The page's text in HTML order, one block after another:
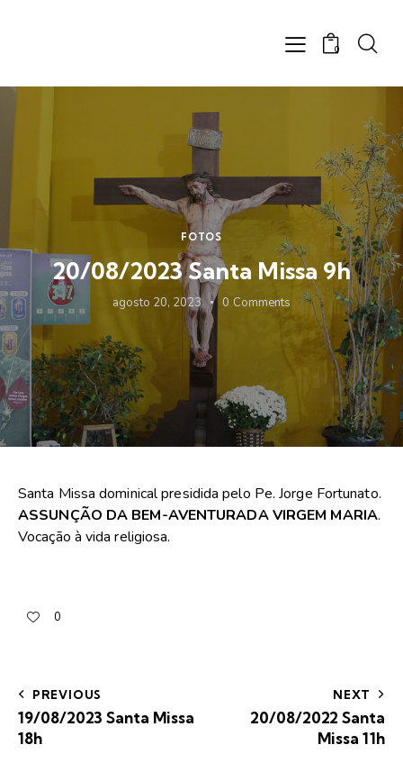
0
FOTOS
20/08/2023 Santa Missa 9h
agosto 20, 2023 0 Comments
Santa Missa dominical presidida pelo Pe. Jorge Fortunato.
ASSUNÇÃO DA BEM-AVENTURADA VIRGEM MARIA.
Vocação à vida religiosa.
0
PREVIOUS
19/08/2023 Santa Missa
18h
NEXT
20/08/2022 Santa
Missa 11h